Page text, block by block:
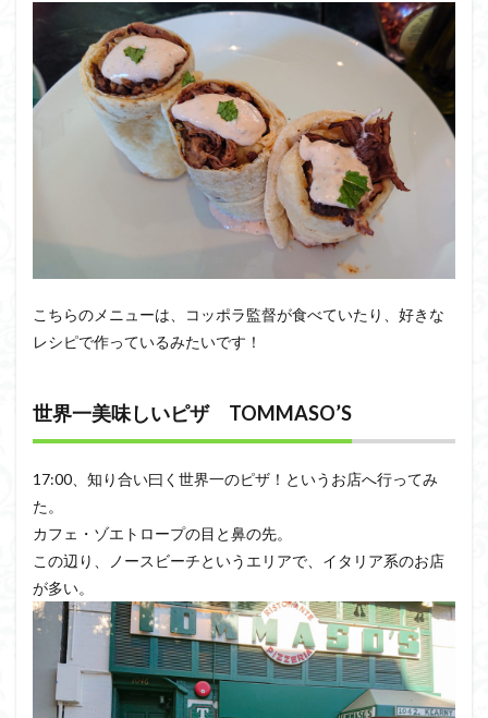
こちらのメニューは、コッポラ監督が食べていたり、好きな
レシピで作っているみたいです！
世界一美味しいピザ TOMMASO’S
17:00、知り合い曰く世界一のピザ！というお店へ行ってみ
た。
カフェ・ゾエトロープの目と鼻の先。
この辺り、ノースビーチというエリアで、イタリア系のお店
が多い。